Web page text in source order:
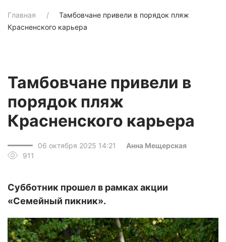
Главная
Тамбовчане привели в порядок пляж
Красненского карьера
Тамбовчане привели в
порядок пляж
Красненского карьера
06 октября 2025 14:21
Анна Мещерская
911
Субботник прошел в рамках акции
«Семейный пикник».